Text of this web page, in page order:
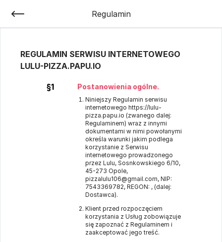
Regulamin
REGULAMIN SERWISU INTERNETOWEGO
LULU-PIZZA.PAPU.IO
§1 Postanowienia ogólne.
Niniejszy Regulamin serwisu
internetowego https://lulu-
pizza.papu.io (zwanego dalej:
Regulaminem) wraz z innymi
dokumentami w nimi powołanymi
określa warunki jakim podlega
korzystanie z Serwisu
internetowego prowadzonego
przez Lulu, Sosnkowskiego 6/10,
45-273 Opole,
pizzalulu106@gmail.com, NIP:
7543369782, REGON: , (dalej:
Dostawca).
Klient przed rozpoczęciem
korzystania z Usług zobowiązuje
się zapoznać z Regulaminem i
zaakceptować jego treść.